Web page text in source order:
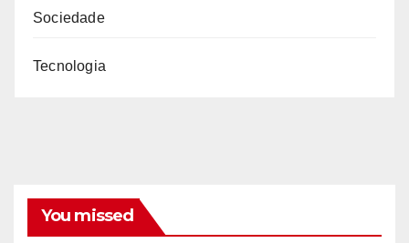
Sociedade
Tecnologia
You missed